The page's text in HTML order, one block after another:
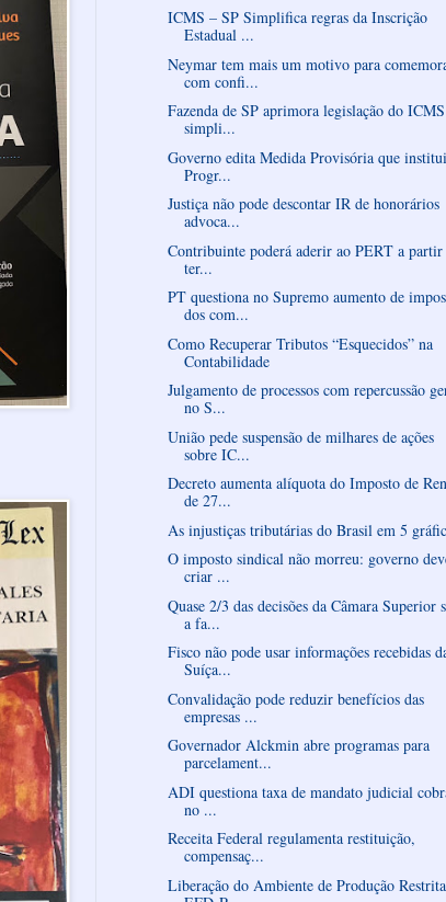
ICMS – SP Simplifica regras da Inscrição
Estadual ...
Neymar tem mais um motivo para
com confi...
Fazenda de SP aprimora legislação do
simpli...
Governo edita Medida Provisória que institui
Progr...
Justiça não pode descontar IR de honorários
advoca...
Contribuinte poderá aderir ao PERT a partir
ter...
PT questiona no Supremo aumento de
dos com...
Como Recuperar Tributos “Esquecidos” na
Contabilidade
Julgamento de processos com repercussão
no S...
União pede suspensão de milhares de ações
sobre IC...
Decreto aumenta alíquota do Imposto de
de 27...
As injustiças tributárias do Brasil em 5
O imposto sindical não morreu: governo
criar ...
Quase 2/3 das decisões da Câmara Superior
a fa...
Fisco não pode usar informações recebidas
Suíça...
Convalidação pode reduzir benefícios das
empresas ...
Governador Alckmin abre programas para
parcelament...
ADI questiona taxa de mandato judicial
no ...
Receita Federal regulamenta restituição,
compensaç...
Liberação do Ambiente de Produção